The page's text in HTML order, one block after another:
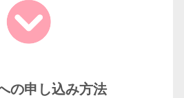
の申し込み方法